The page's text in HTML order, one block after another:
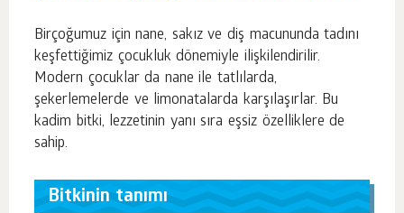
Birçoğumuz için nane, sakız ve diş macununda tadını
keşfettiğimiz çocukluk dönemiyle ilişkilendirilir.
Modern çocuklar da nane ile tatlılarda,
şekerlemelerde ve limonatalarda karşılaşırlar. Bu
kadim bitki, lezzetinin yanı sıra eşsiz özelliklere de
sahip.
Bitkinin tanımı